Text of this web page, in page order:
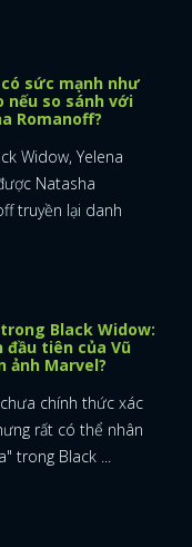
sức mạnh như
nếu so sánh với
Romanoff?
Widow, Yelena
Natasha
truyền lại danh
Black Widow:
đầu tiên của Vũ
ảnh Marvel?
chính thức xác
rất có thể nhân
trong Black ...